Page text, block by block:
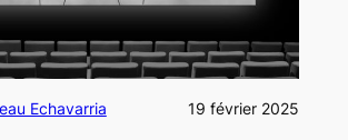
Echavarria 19 février 2025